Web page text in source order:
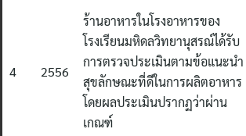
4 2556
ร้านอาหารในโรงอาหารของ
โรงเรียนมหิดลวิทยานุสรณ์ได้รับ
การตรวจประเมินตามข้อแนะนำ
สุขลักษณะที่ดีในการผลิตอาหาร
โดยผลประเมินปรากฏว่าผ่าน
เกณฑ์